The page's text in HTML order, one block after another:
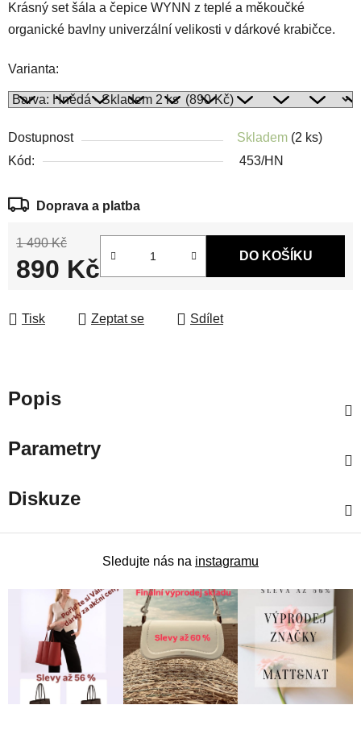
Krásný set šála a čepice WYNN z teplé a měkoučké
organické bavlny univerzální velikosti v dárkové krabičce.
Varianta:
Dostupnost Skladem (2 ks)
Kód:
453/HN
Doprava a platba
1 490 Kč
890 Kč DO KOŠÍKU
Tisk Zeptat se Sdílet
Popis
Parametry
Diskuze
Sledujte nás na instagramu